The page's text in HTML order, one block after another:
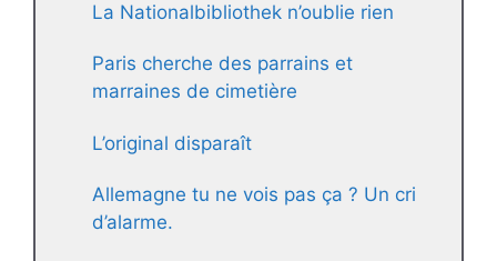
La Nationalbibliothek n’oublie rien
Paris cherche des parrains et
marraines de cimetière
L’original disparaît
Allemagne tu ne vois pas ça ? Un cri
d’alarme.